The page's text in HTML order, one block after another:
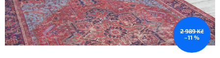
2 989 Kč
–11 %